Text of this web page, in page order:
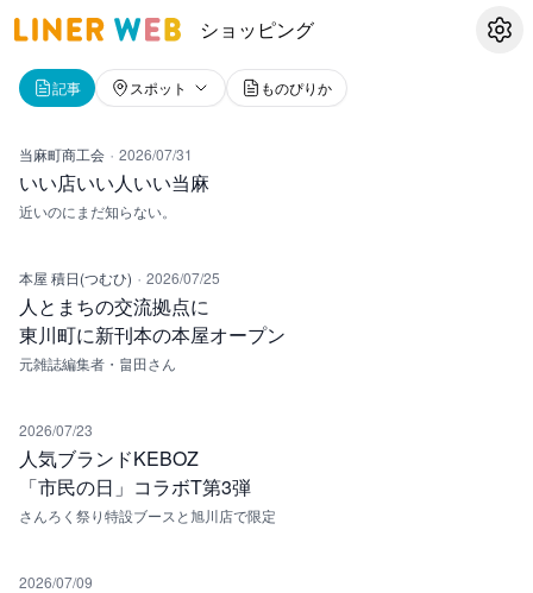
ショッピング 設定
記事 スポット ものぴりか
当麻町商工会 · 2026/07/31
いい店いい人いい当麻
近いのにまだ知らない。
本屋 積日(つむひ) · 2026/07/25
人とまちの交流拠点に
東川町に新刊本の本屋オープン
元雑誌編集者・畠田さん
2026/07/23
人気ブランドKEBOZ
「市民の日」コラボT第3弾
さんろく祭り特設ブースと旭川店で限定
2026/07/09